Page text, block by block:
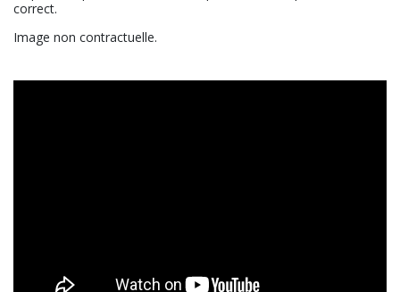
correct.
Image non contractuelle.